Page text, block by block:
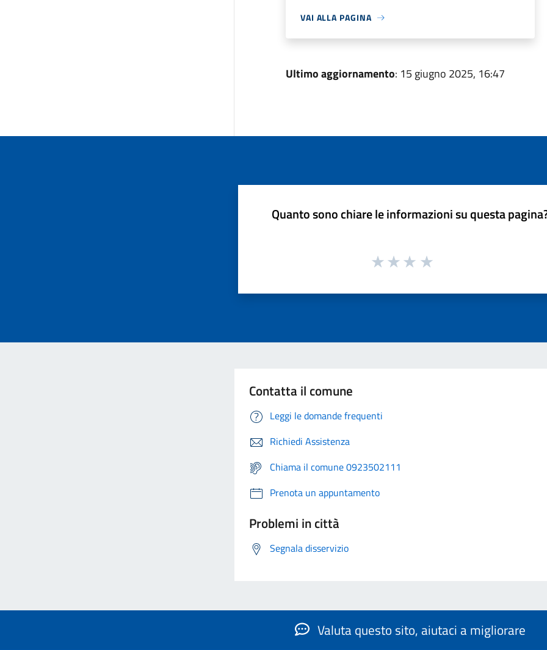
VAI ALLA PAGINA
Ultimo aggiornamento: 15 giugno 2025, 16:47
Quanto sono chiare le informazioni su questa
Contatta il comune
Leggi le domande frequenti
Richiedi Assistenza
Chiama il comune 0923502111
Prenota un appuntamento
Problemi in città
Segnala disservizio
Valuta questo sito, aiutaci a migliorare